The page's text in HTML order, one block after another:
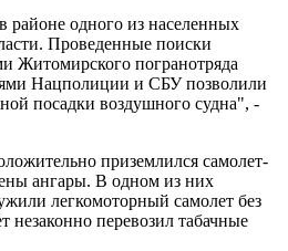
районе одного из населенных
Проведенные поиски
Житомирского погранотряда
Нацполиции и СБУ позволили
посадки воздушного судна", -
приземлился самолет-
ангары. В одном из них
легкомоторный самолет без
незаконно перевозил табачные